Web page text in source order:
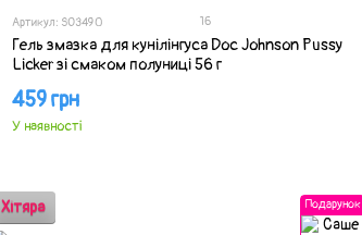
Артикул: SO3490 16
Гель змазка для кунілінгуса Doc Johnson Pussy
Licker зі смаком полуниці 56 г
459 грн
У наявності
Подарунок
Хітяра